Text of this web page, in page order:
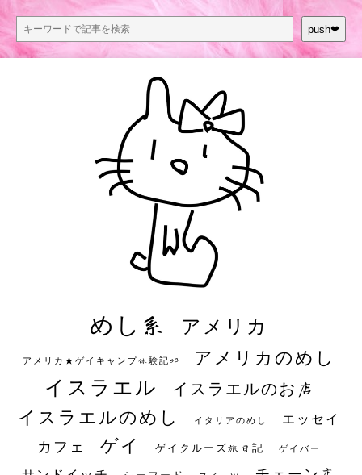
push❤︎
めし系 アメリカ
アメリカ★ゲイキャンプ体験記S3 アメリカのめし
イスラエル イスラエルのお店
イスラエルのめし イタリアのめし エッセイ
カフェ ゲイ ゲイクルーズ旅日記 ゲイバー